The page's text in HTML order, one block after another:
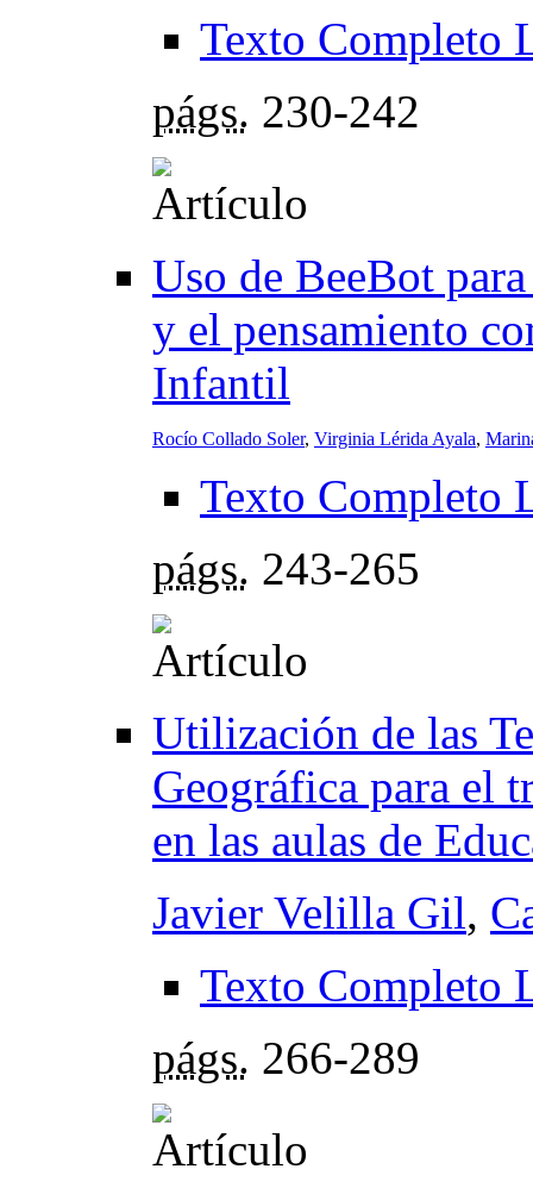
Texto Completo
págs. 230-242
Uso de BeeBot
y el pensamiento
Infantil
Rocío Collado Soler, Virginia Lérida Ayala,
Texto Completo
págs. 243-265
Utilización de las
Geográfica para el
en las aulas de
Javier Velilla Gil,
Texto Completo
págs. 266-289